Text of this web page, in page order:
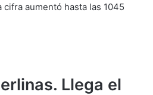
cifra aumentó hasta las 1045
Llega el